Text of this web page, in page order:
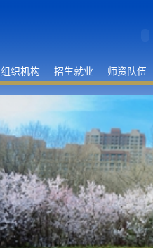
组织机构 招生就业 师资队伍